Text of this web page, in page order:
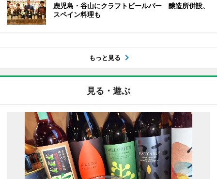
鹿児島・谷山にクラフトビールバー 醸造所併設、
スペイン料理も
もっと見る
見る・遊ぶ